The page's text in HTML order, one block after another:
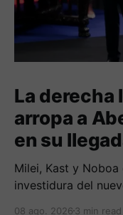
La derecha
arropa a
en su
Milei, Kast y
investidura del
08 ago. 2026 3 min read